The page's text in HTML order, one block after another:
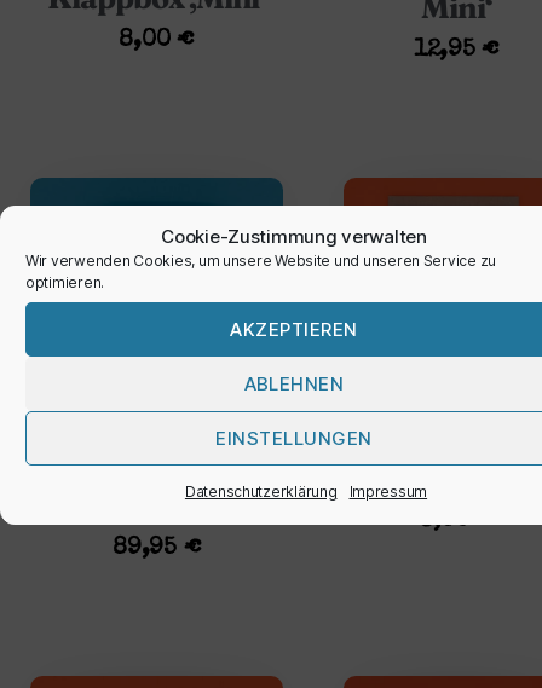
Cookie-Zustimmung verwalten
Wir verwenden Cookies, um unsere Website und unseren Service zu
optimieren.
AKZEPTIEREN
ABLEHNEN
EINSTELLUNGEN
Datenschutzerklärung Impressum
8,00€
Mini‘
12,95€
Sofortbildkamera
‚Instax Mini‘
89,95 €
Karte
monster
3,50€